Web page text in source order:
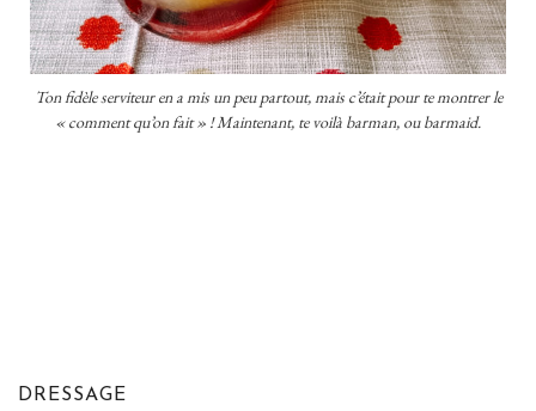
Ton fidèle serviteur en a mis un peu partout, mais c’était pour te montrer le
« comment qu’on fait » ! Maintenant, te voilà barman, ou barmaid.
DRESSAGE